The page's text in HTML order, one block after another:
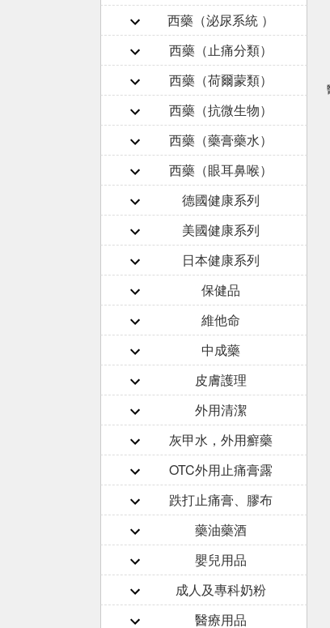
西藥（泌尿系統 ）
西藥（止痛分類）
西藥（荷爾蒙類）
西藥（抗微生物）
西藥（藥膏藥水）
西藥（眼耳鼻喉）
德國健康系列
美國健康系列
日本健康系列
保健品
維他命
中成藥
皮膚護理
外用清潔
灰甲水，外用癬藥
OTC外用止痛膏露
跌打止痛膏、膠布
藥油藥酒
嬰兒用品
成人及專科奶粉
醫療用品